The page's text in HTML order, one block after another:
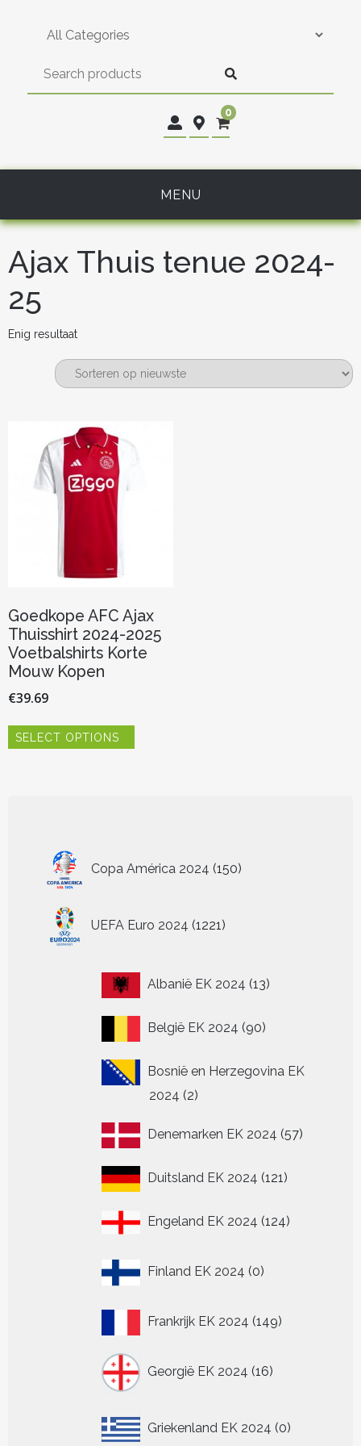
0
MENU
Ajax Thuis tenue 2024-
25
Enig resultaat
Goedkope AFC Ajax
Thuisshirt 2024-2025
Voetbalshirts Korte
Mouw Kopen
€39.69
SELECT OPTIONS
worden
productpagina
Copa América 2024 150
producten
UEFA Euro 2024 1221
producten
Albanië EK 2024 1313
België EK 2024 9090
Bosnië en Herzegovina EK
2024 22
Denemarken EK 2024 5757
Duitsland EK 2024 121121
Engeland EK 2024 124124
Finland EK 2024 0
producten
Frankrijk EK 2024 149149
Georgië EK 2024 16
producten
Griekenland EK 2024 0
producten